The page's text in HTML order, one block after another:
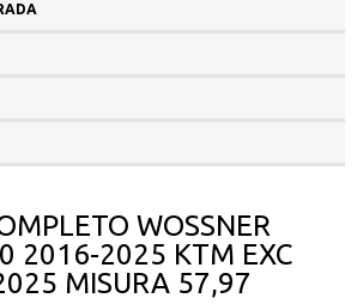
WOSSNER
2016-2025 KTM EXC
MISURA 57,97